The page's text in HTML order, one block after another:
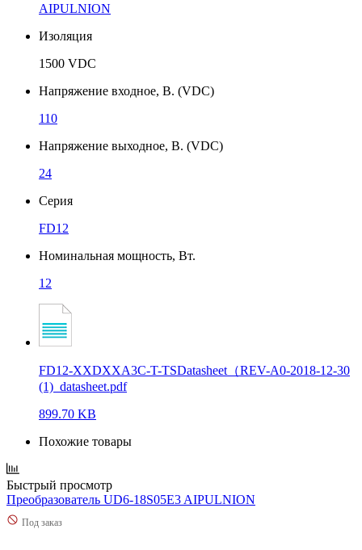
AIPULNION
Изоляция
1500 VDC
Напряжение входное, В. (VDC)
110
Напряжение выходное, В. (VDC)
24
Серия
FD12
Номинальная мощность, Вт.
12
FD12-XXDXXA3C-T-TSDatasheet（REV-A0-2018-12-30
(1)_datasheet.pdf
899.70 KB
Похожие товары
Быстрый просмотр
Преобразователь UD6-18S05E3 AIPULNION
Под заказ